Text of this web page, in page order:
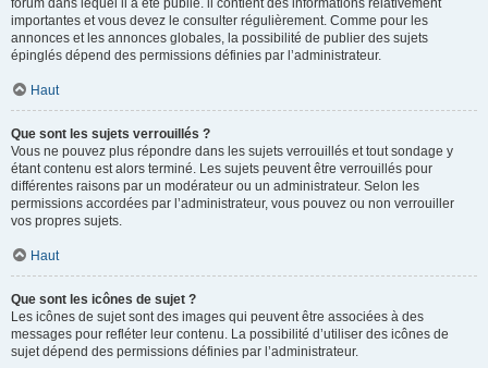
forum dans lequel il a été publié. il contient des informations relativement
importantes et vous devez le consulter régulièrement. Comme pour les
annonces et les annonces globales, la possibilité de publier des sujets
épinglés dépend des permissions définies par l’administrateur.
Haut
Que sont les sujets verrouillés ?
Vous ne pouvez plus répondre dans les sujets verrouillés et tout sondage y
étant contenu est alors terminé. Les sujets peuvent être verrouillés pour
différentes raisons par un modérateur ou un administrateur. Selon les
permissions accordées par l’administrateur, vous pouvez ou non verrouiller
vos propres sujets.
Haut
Que sont les icônes de sujet ?
Les icônes de sujet sont des images qui peuvent être associées à des
messages pour refléter leur contenu. La possibilité d’utiliser des icônes de
sujet dépend des permissions définies par l’administrateur.